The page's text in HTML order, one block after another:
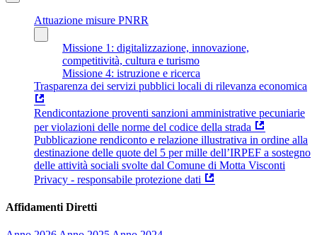
Attuazione misure PNRR
Missione 1: digitalizzazione, innovazione,
competitività, cultura e turismo
Missione 4: istruzione e ricerca
Trasparenza dei servizi pubblici locali di rilevanza economica
Rendicontazione proventi sanzioni amministrative pecuniarie
per violazioni delle norme del codice della strada
Pubblicazione rendiconto e relazione illustrativa in ordine alla
destinazione delle quote del 5 per mille dell’IRPEF a sostegno
delle attività sociali svolte dal Comune di Motta Visconti
Privacy - responsabile protezione dati
Affidamenti Diretti